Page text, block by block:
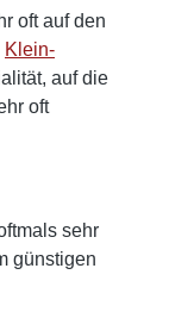
oft auf den
Klein-
auf die
oft
sehr
günstigen